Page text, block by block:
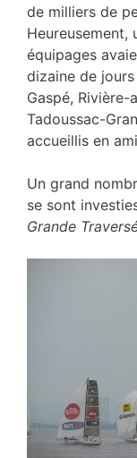
de milliers de
Heureusement,
équipages
dizaine de
Gaspé, Rivière-
Tadoussac-
accueillis en
Un grand
se sont
Grande